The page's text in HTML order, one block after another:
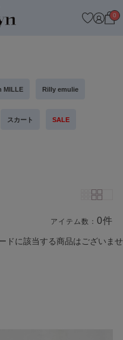
0
MILLE Rilly emulie
スカート SALE
アイテム数：0件
ドに該当する商品はございませ